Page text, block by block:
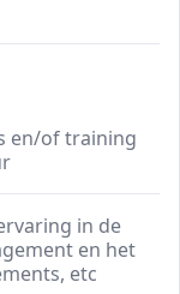
en/of training
in de
en het
etc